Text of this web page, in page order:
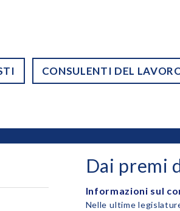
CONSULENTI DEL
Dai premi
Informazioni sul
Nelle ultime